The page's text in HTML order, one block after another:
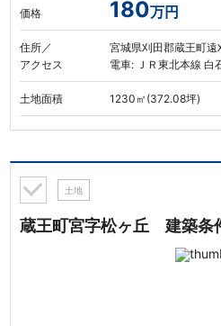
価格 180万円
住所／
アクセス
宮城県刈田郡蔵王町
電車: ＪＲ東北本線 白
土地面積 1230㎡(372.08坪)
土地
蔵王町宮字松ヶ丘 建築条